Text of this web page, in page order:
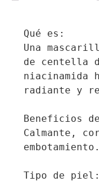
Qué es:
Una
de centella
niacinamida
radiante y
Beneficios
Calmante,
embotamiento.
Tipo de piel: